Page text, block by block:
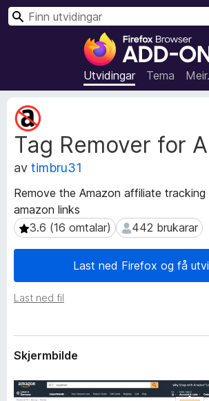
N
e
t
t
s
t
l
l
g
r
r
Utvidingar Tema
S
Tag Remover for
av timbru31
Remove the Amazon affiliate
amazon links
3.6 (16 omtalar)
3.6 (16 omtalar) 442 brukarar
442 brukarar
Last ned Firefox og få
Last ned fil
M
e
t
d
t
a
f
o
t
v
n
a
Skjermbilde